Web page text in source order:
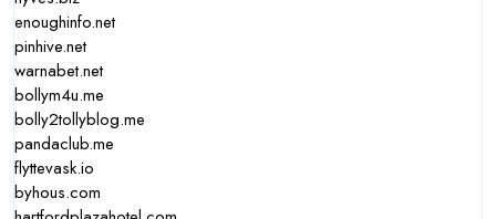
enoughinfo.net
pinhive.net
warnabet.net
bollym4u.me
bolly2tollyblog.me
pandaclub.me
flyttevask.io
byhous.com